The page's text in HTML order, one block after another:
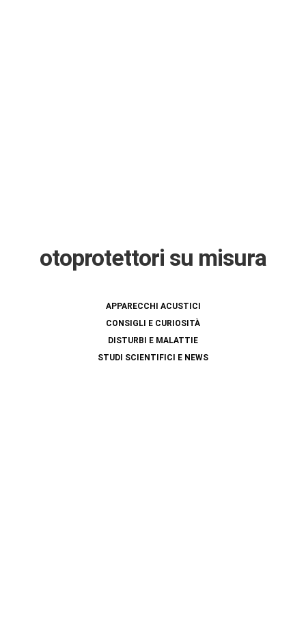
otoprotettori su misura
APPARECCHI ACUSTICI
CONSIGLI E CURIOSITÀ
DISTURBI E MALATTIE
STUDI SCIENTIFICI E NEWS